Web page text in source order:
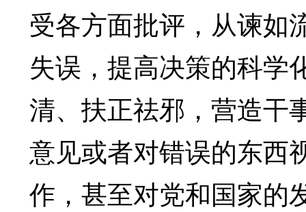
受各方面批评，从谏如
失误，提高决策的科学
清、扶正祛邪，营造干
意见或者对错误的东西
作，甚至对党和国家的